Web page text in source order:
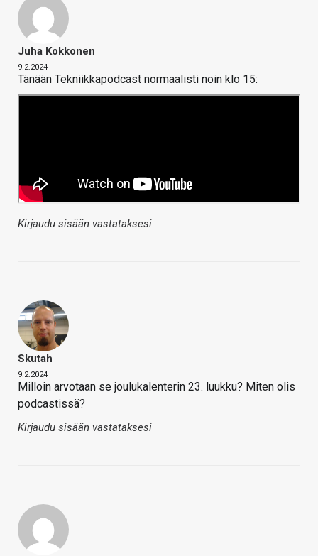
Juha Kokkonen
9.2.2024
Tänään Tekniikkapodcast normaalisti noin klo 15:
Kirjaudu sisään vastataksesi
Skutah
9.2.2024
Milloin arvotaan se joulukalenterin 23. luukku? Miten olis
podcastissä?
Kirjaudu sisään vastataksesi